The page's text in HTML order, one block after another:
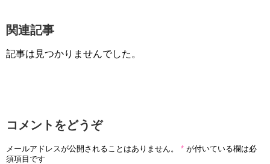
関連記事
記事は見つかりませんでした。
コメントをどうぞ
メールアドレスが公開されることはありません。 * が付いている欄は必
須項目です